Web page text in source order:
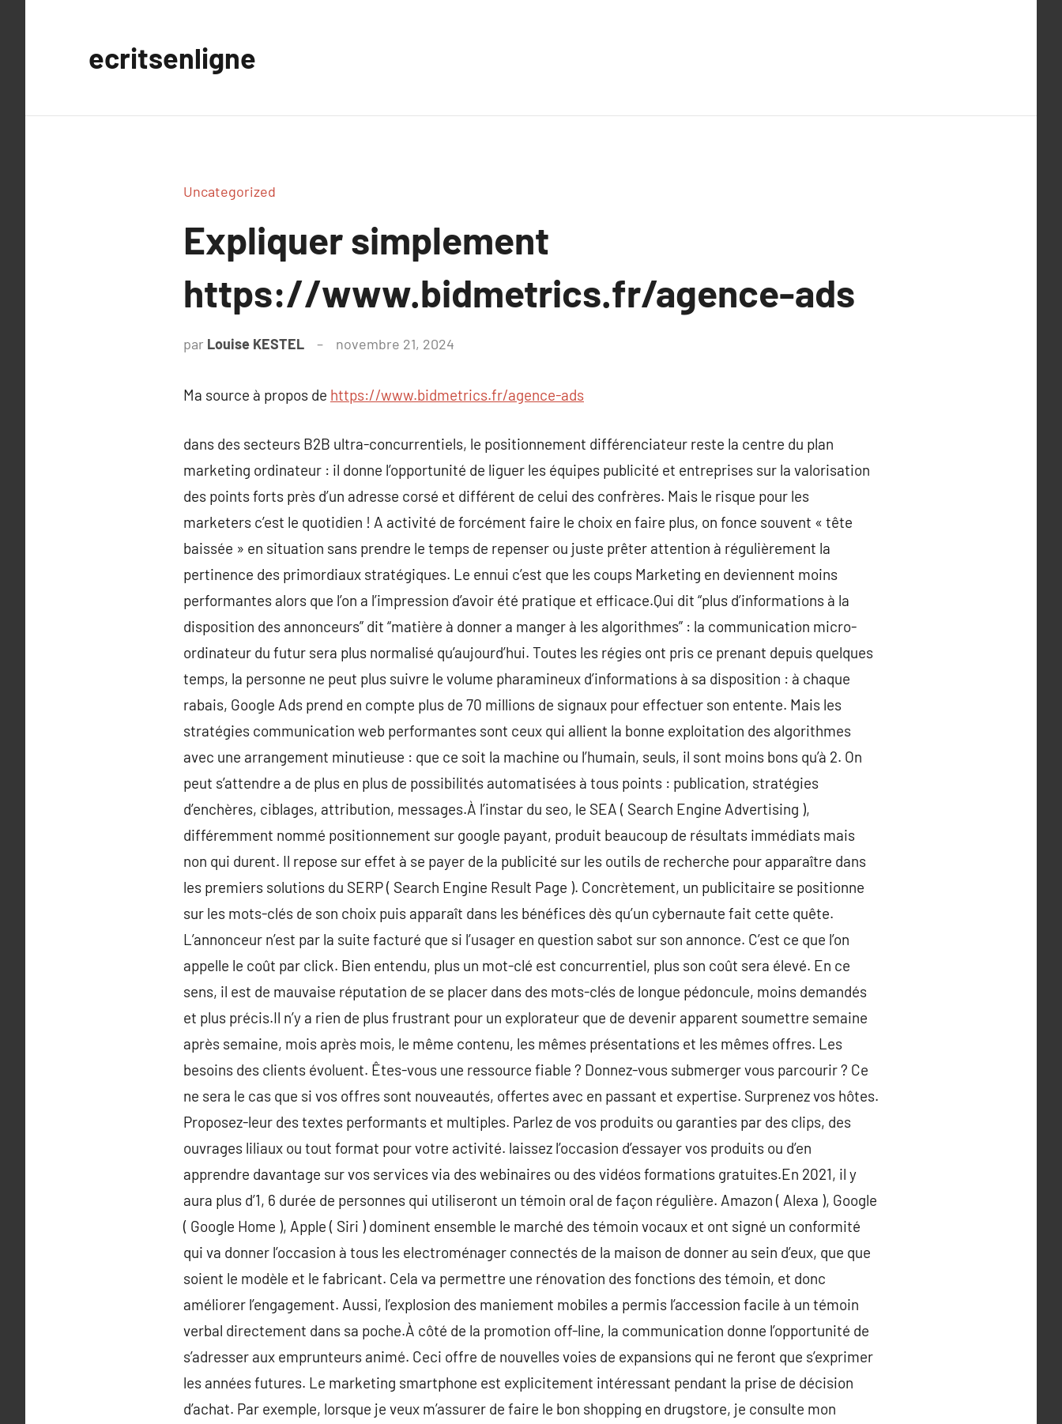
ecritsenligne
Uncategorized
Expliquer simplement
https://www.bidmetrics.fr/agence-ads
par Louise KESTEL novembre 21, 2024
Ma source à propos de https://www.bidmetrics.fr/agence-ads
dans des secteurs B2B ultra-concurrentiels, le positionnement différenciateur reste la centre du plan
marketing ordinateur : il donne l’opportunité de liguer les équipes publicité et entreprises sur la valorisation
des points forts près d’un adresse corsé et différent de celui des confrères. Mais le risque pour les
marketers c’est le quotidien ! A activité de forcément faire le choix en faire plus, on fonce souvent « tête
baissée » en situation sans prendre le temps de repenser ou juste prêter attention à régulièrement la
pertinence des primordiaux stratégiques. Le ennui c’est que les coups Marketing en deviennent moins
performantes alors que l’on a l’impression d’avoir été pratique et efficace.Qui dit “plus d’informations à la
disposition des annonceurs” dit “matière à donner a manger à les algorithmes” : la communication micro-
ordinateur du futur sera plus normalisé qu’aujourd’hui. Toutes les régies ont pris ce prenant depuis quelques
temps, la personne ne peut plus suivre le volume pharamineux d’informations à sa disposition : à chaque
rabais, Google Ads prend en compte plus de 70 millions de signaux pour effectuer son entente. Mais les
stratégies communication web performantes sont ceux qui allient la bonne exploitation des algorithmes
avec une arrangement minutieuse : que ce soit la machine ou l’humain, seuls, il sont moins bons qu’à 2. On
peut s’attendre a de plus en plus de possibilités automatisées à tous points : publication, stratégies
d’enchères, ciblages, attribution, messages.À l’instar du seo, le SEA ( Search Engine Advertising ),
différemment nommé positionnement sur google payant, produit beaucoup de résultats immédiats mais
non qui durent. Il repose sur effet à se payer de la publicité sur les outils de recherche pour apparaître dans
les premiers solutions du SERP ( Search Engine Result Page ). Concrètement, un publicitaire se positionne
sur les mots-clés de son choix puis apparaît dans les bénéfices dès qu’un cybernaute fait cette quête.
L’annonceur n’est par la suite facturé que si l’usager en question sabot sur son annonce. C’est ce que l’on
appelle le coût par click. Bien entendu, plus un mot-clé est concurrentiel, plus son coût sera élevé. En ce
sens, il est de mauvaise réputation de se placer dans des mots-clés de longue pédoncule, moins demandés
et plus précis.Il n’y a rien de plus frustrant pour un explorateur que de devenir apparent soumettre semaine
après semaine, mois après mois, le même contenu, les mêmes présentations et les mêmes offres. Les
besoins des clients évoluent. Êtes-vous une ressource fiable ? Donnez-vous submerger vous parcourir ? Ce
ne sera le cas que si vos offres sont nouveautés, offertes avec en passant et expertise. Surprenez vos hôtes.
Proposez-leur des textes performants et multiples. Parlez de vos produits ou garanties par des clips, des
ouvrages liliaux ou tout format pour votre activité. laissez l’occasion d’essayer vos produits ou d’en
apprendre davantage sur vos services via des webinaires ou des vidéos formations gratuites.En 2021, il y
aura plus d’1, 6 durée de personnes qui utiliseront un témoin oral de façon régulière. Amazon ( Alexa ), Google
( Google Home ), Apple ( Siri ) dominent ensemble le marché des témoin vocaux et ont signé un conformité
qui va donner l’occasion à tous les electroménager connectés de la maison de donner au sein d’eux, que que
soient le modèle et le fabricant. Cela va permettre une rénovation des fonctions des témoin, et donc
améliorer l’engagement. Aussi, l’explosion des maniement mobiles a permis l’accession facile à un témoin
verbal directement dans sa poche.À côté de la promotion off-line, la communication donne l’opportunité de
s’adresser aux emprunteurs animé. Ceci offre de nouvelles voies de expansions qui ne feront que s’exprimer
les années futures. Le marketing smartphone est explicitement intéressant pendant la prise de décision
d’achat. Par exemple, lorsque je veux m’assurer de faire le bon shopping en drugstore, je consulte mon